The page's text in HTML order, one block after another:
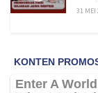
31 MEI